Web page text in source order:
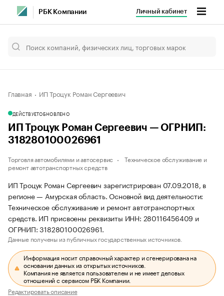
РБК Компании Личный кабинет
Главная ИП Троцук Роман Сергеевич
ДЕЙСТВУЕТОБНОВЛЕНО
ИП Троцук Роман Сергеевич — ОГРНИП:
318280100026961
Торговля автомобилями и автосервис
Техническое обслуживание и
ремонт автотранспортных средств
ИП Троцук Роман Сергеевич зарегистрирован 07.09.2018, в
регионе — Амурская область. Основной вид деятельности:
Техническое обслуживание и ремонт автотранспортных
средств. ИП присвоены реквизиты ИНН: 280116456409 и
ОГРНИП: 318280100026961.
Данные получены из публичных государственных источников.
Информация носит справочный характер и сгенерирована на
основании данных из открытых источников.
Компания не является пользователем и не имеет деловых
отношений с сервисом РБК Компании.
Редактировать описание